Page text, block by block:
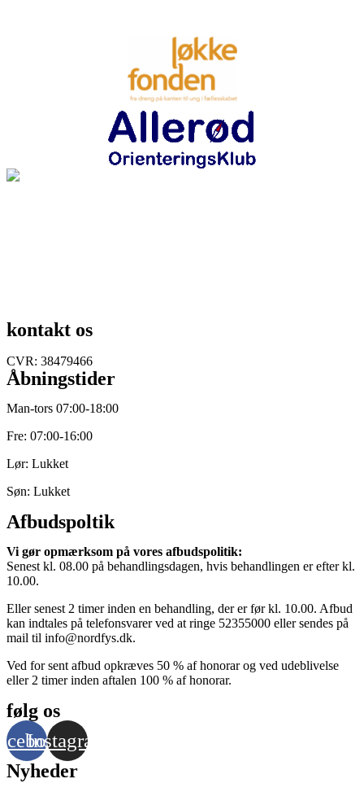
kontakt os
CVR: 38479466
Åbningstider
Man-tors 07:00-18:00
Fre: 07:00-16:00
Lør: Lukket
Søn: Lukket
Afbudspoltik
Vi gør opmærksom på vores afbudspolitik:
Senest kl. 08.00 på behandlingsdagen, hvis behandlingen er efter kl.
10.00.
Eller senest 2 timer inden en behandling, der er før kl. 10.00. Afbud
kan indtales på telefonsvarer ved at ringe 52355000 eller sendes på
mail til info@nordfys.dk.
Ved for sent afbud opkræves 50 % af honorar og ved udeblivelse
eller 2 timer inden aftalen 100 % af honorar.
følg os
Instagram
Nyheder